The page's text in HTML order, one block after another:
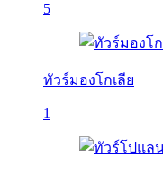
5
ทัวร์มองโกเลีย
1